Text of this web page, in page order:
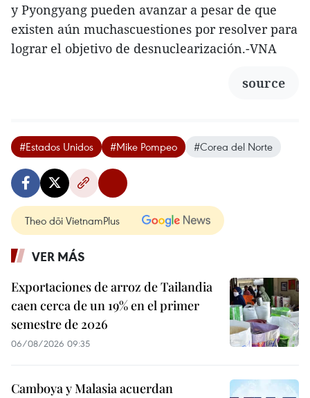
y Pyongyang pueden avanzar a pesar de que
existen aún muchascuestiones por resolver para
lograr el objetivo de desnuclearización.-VNA
source
#Estados Unidos #Mike Pompeo #Corea del Norte
Theo dõi VietnamPlus
VER MÁS
Exportaciones de arroz de Tailandia
caen cerca de un 19% en el primer
semestre de 2026
06/08/2026 09:35
Camboya y Malasia acuerdan